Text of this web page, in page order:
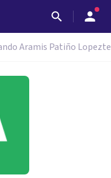
Aramis Patiño